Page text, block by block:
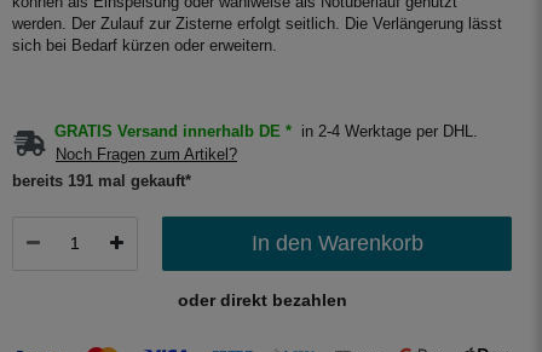
werden. Der Zulauf zur Zisterne erfolgt seitlich. Die Verlängerung lässt
sich bei Bedarf kürzen oder erweitern.
GRATIS Versand innerhalb DE *
in 2-4 Werktage per DHL.
Noch Fragen zum Artikel?
bereits 191 mal gekauft*
In den Warenkorb
oder direkt bezahlen